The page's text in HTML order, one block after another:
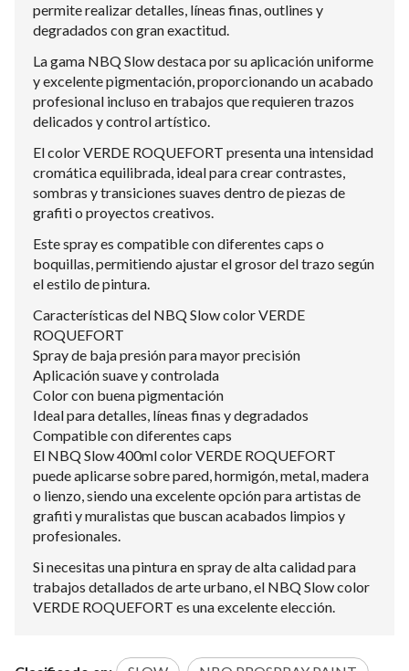
permite realizar detalles, líneas finas, outlines y
degradados con gran exactitud.
La gama NBQ Slow destaca por su aplicación uniforme
y excelente pigmentación, proporcionando un acabado
profesional incluso en trabajos que requieren trazos
delicados y control artístico.
El color VERDE ROQUEFORT presenta una intensidad
cromática equilibrada, ideal para crear contrastes,
sombras y transiciones suaves dentro de piezas de
grafiti o proyectos creativos.
Este spray es compatible con diferentes caps o
boquillas, permitiendo ajustar el grosor del trazo según
el estilo de pintura.
Características del NBQ Slow color VERDE
ROQUEFORT
Spray de baja presión para mayor precisión
Aplicación suave y controlada
Color con buena pigmentación
Ideal para detalles, líneas finas y degradados
Compatible con diferentes caps
El NBQ Slow 400ml color VERDE ROQUEFORT
puede aplicarse sobre pared, hormigón, metal, madera
o lienzo, siendo una excelente opción para artistas de
grafiti y muralistas que buscan acabados limpios y
profesionales.
Si necesitas una pintura en spray de alta calidad para
trabajos detallados de arte urbano, el NBQ Slow color
VERDE ROQUEFORT es una excelente elección.